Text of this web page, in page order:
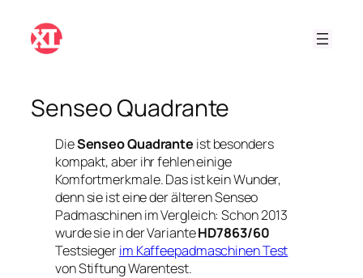
Inhalt
springen
Senseo Quadrante
DieSenseo Quadrante ist besonders
kompakt, aber ihr fehlen einige
Komfortmerkmale. Das ist kein Wunder,
denn sie ist eine der älteren Senseo
Padmaschinen im Vergleich: Schon 2013
wurde sie in der VarianteHD7863/60
Testsiegerim Kaffeepadmaschinen Test
von Stiftung Warentest.